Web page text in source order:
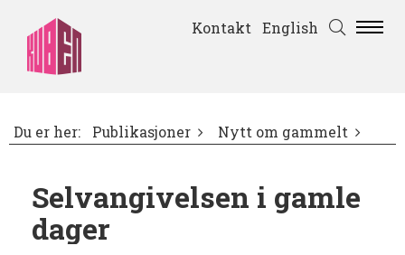
Kontakt English
Du er her: Publikasjoner Nytt om gammelt
Selvangivelsen i gamle
dager